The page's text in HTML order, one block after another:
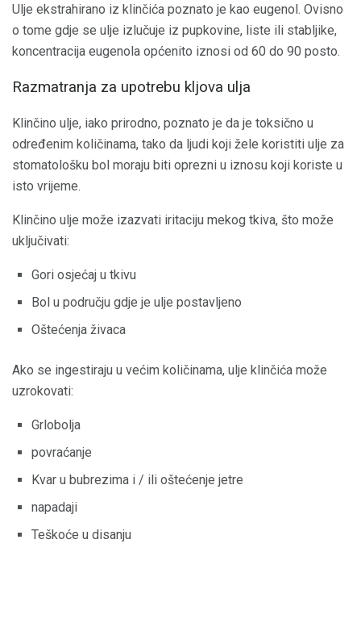
Ulje ekstrahirano iz klinčića poznato je kao eugenol. Ovisno
o tome gdje se ulje izlučuje iz pupkovine, liste ili stabljike,
koncentracija eugenola općenito iznosi od 60 do 90 posto.
Razmatranja za upotrebu kljova ulja
Klinčino ulje, iako prirodno, poznato je da je toksično u
određenim količinama, tako da ljudi koji žele koristiti ulje za
stomatološku bol moraju biti oprezni u iznosu koji koriste u
isto vrijeme.
Klinčino ulje može izazvati iritaciju mekog tkiva, što može
uključivati:
Gori osjećaj u tkivu
Bol u području gdje je ulje postavljeno
Oštećenja živaca
Ako se ingestiraju u većim količinama, ulje klinčića može
uzrokovati:
Grlobolja
povraćanje
Kvar u bubrezima i / ili oštećenje jetre
napadaji
Teškoće u disanju